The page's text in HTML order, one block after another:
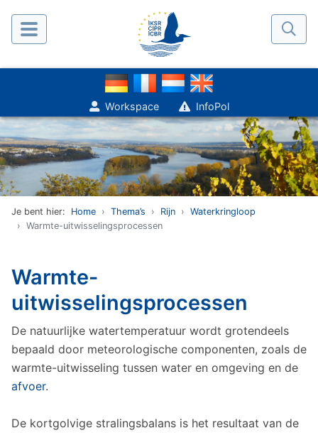
Workspace InfoPol
Je bent hier: Home Thema’s Rijn
Waterkringloop
Warmte-uitwisselingsprocessen
Warmte-
uitwisselingsprocessen
De natuurlijke watertemperatuur wordt grotendeels
bepaald door meteorologische componenten, zoals de
warmte-uitwisseling tussen water en omgeving en de
afvoer.
De kortgolvige stralingsbalans is het resultaat van de